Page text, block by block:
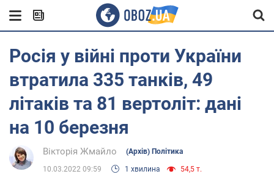
Росія у війні проти України
втратила 335 танків, 49
літаків та 81 вертоліт: дані
на 10 березня
Вікторія Жмайло (Архів) Політика
10.03.2022 09:59 1 хвилина 54,5 т.